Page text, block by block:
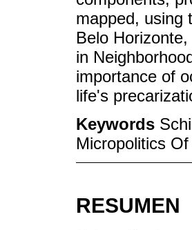
mapped, using
Belo
in
importance of
life's
Keywords
Micropolitics
RESUMEN